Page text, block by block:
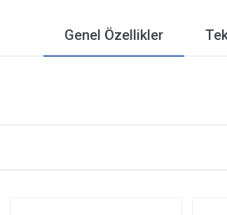
Genel Özellikler